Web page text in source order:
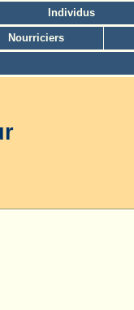
Individus
Nourriciers